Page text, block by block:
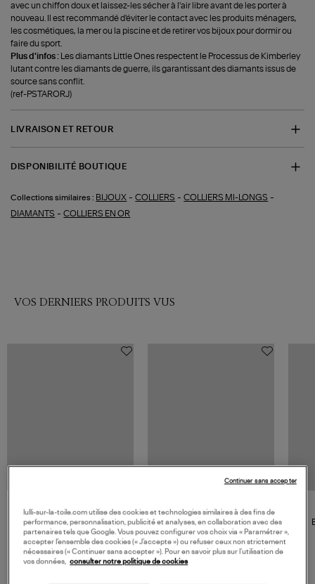
avec un chiffon doux et laissez-les sécher à l'air libre avant de les porter à
nouveau. Il est recommandé d'éviter le contact avec les produits ménagers,
les cosmétiques, la mer ou la piscine et de retirer vos bijoux pour dormir ou
faire du sport.
Plus d'infos :
Les diamants Little Ones respectent le Processus de Kimberley
lutant contre les diamants de guerre, ils garantissant des diamants issus de
source sans conflit.
(ref-PSTARORJ)
LIVRAISON ET RETOUR
DISPONIBILITÉ BOUTIQUE
Collections similaires : BIJOUX -COLLIERS -COLLIERS MI-LONGS -
DIAMANTS -COLLIERS EN OR
VOS DERNIERS PRODUITS VUS
480,00 €
JEROME DREYFUSS
Sac Bobi S Cuir Lamé
Champagne
189,00 €
TORAL
Mocassins Killian Sport
Mousse
lulli-sur-la-toile.com utilise des cookies et technologies similaires à des fins de
performance, personnalisation, publicité et analyses, en collaboration avec des
partenaires tels que Google. Vous pouvez configurer vos choix via « Paramétrer »,
accepter l’ensemble des cookies (« J’accepte ») ou refuser ceux non strictement
nécessaires (« Continuer sans accepter »). Pour en savoir plus sur l’utilisation de
vos données,
consulter notre politique de cookies
Continuer sans accepter